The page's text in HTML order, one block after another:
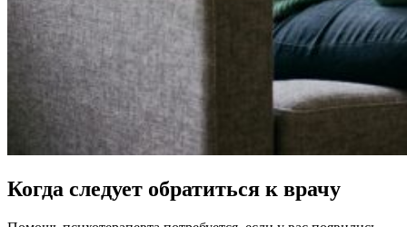
Когда следует обратиться к врачу